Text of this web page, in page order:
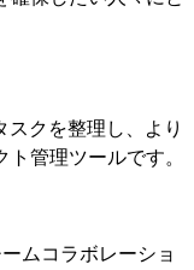
クを整理し、より
管理ツールです。
ムコラボレーショ